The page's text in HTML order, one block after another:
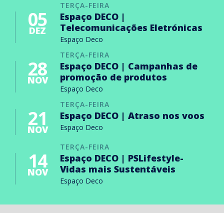
TERÇA-FEIRA
05
DEZ
Espaço DECO |
Telecomunicações Eletrónicas
Espaço Deco
TERÇA-FEIRA
28
NOV
Espaço DECO | Campanhas de
promoção de produtos
Espaço Deco
TERÇA-FEIRA
21
NOV
Espaço DECO | Atraso nos voos
Espaço Deco
TERÇA-FEIRA
14
NOV
Espaço DECO | PSLifestyle-
Vidas mais Sustentáveis
Espaço Deco